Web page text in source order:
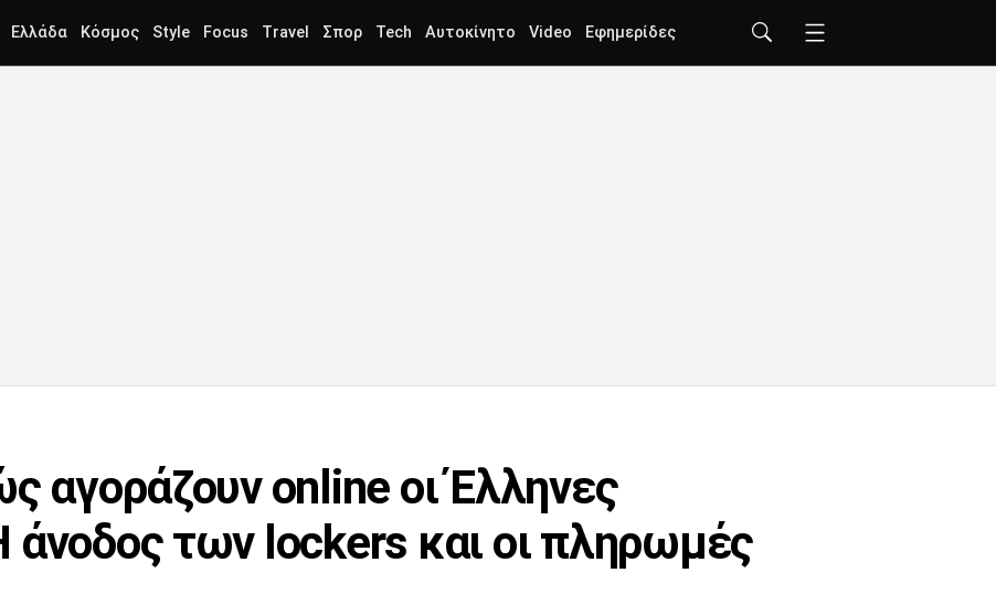
Ελλάδα Κόσμος Style Focus Travel Σπορ Tech Αυτοκίνητο Video Εφημερίδες
αγοράζουν online οι Έλληνες
των lockers και οι πληρωμές